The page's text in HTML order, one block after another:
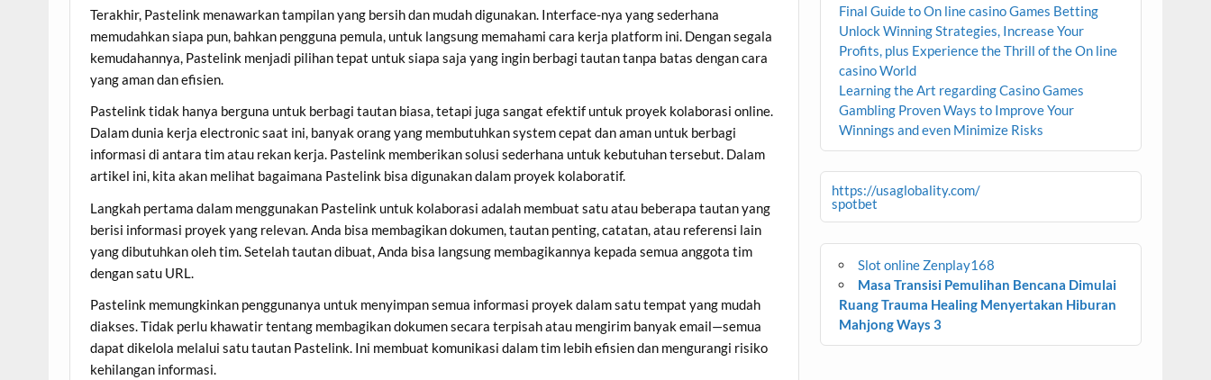
Terakhir, Pastelink menawarkan tampilan yang bersih dan mudah digunakan. Interface-nya yang sederhana
memudahkan siapa pun, bahkan pengguna pemula, untuk langsung memahami cara kerja platform ini. Dengan segala
kemudahannya, Pastelink menjadi pilihan tepat untuk siapa saja yang ingin berbagi tautan tanpa batas dengan cara
yang aman dan efisien.
Pastelink tidak hanya berguna untuk berbagi tautan biasa, tetapi juga sangat efektif untuk proyek kolaborasi online.
Dalam dunia kerja electronic saat ini, banyak orang yang membutuhkan system cepat dan aman untuk berbagi
informasi di antara tim atau rekan kerja. Pastelink memberikan solusi sederhana untuk kebutuhan tersebut. Dalam
artikel ini, kita akan melihat bagaimana Pastelink bisa digunakan dalam proyek kolaboratif.
Langkah pertama dalam menggunakan Pastelink untuk kolaborasi adalah membuat satu atau beberapa tautan yang
berisi informasi proyek yang relevan. Anda bisa membagikan dokumen, tautan penting, catatan, atau referensi lain
yang dibutuhkan oleh tim. Setelah tautan dibuat, Anda bisa langsung membagikannya kepada semua anggota tim
dengan satu URL.
Pastelink memungkinkan penggunanya untuk menyimpan semua informasi proyek dalam satu tempat yang mudah
diakses. Tidak perlu khawatir tentang membagikan dokumen secara terpisah atau mengirim banyak email—semua
dapat dikelola melalui satu tautan Pastelink. Ini membuat komunikasi dalam tim lebih efisien dan mengurangi risiko
kehilangan informasi.
Final Guide to On line casino Games Betting
Unlock Winning Strategies, Increase Your
Profits, plus Experience the Thrill of the On line
casino World
Learning the Art regarding Casino Games
Gambling Proven Ways to Improve Your
Winnings and even Minimize Risks
https://usaglobality.com/
spotbet
Slot online Zenplay168
Masa Transisi Pemulihan Bencana Dimulai
Ruang Trauma Healing Menyertakan Hiburan
Mahjong Ways 3